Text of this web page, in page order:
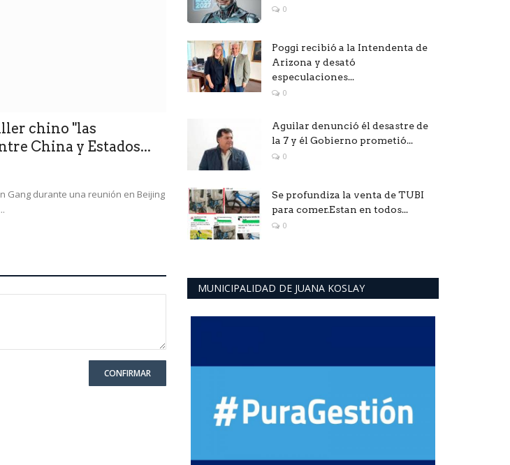
chino "las
China y Estados...
Gang durante una reunión en Beijing
CONFIRMAR
0
Poggi recibió a la Intendenta de
Arizona y desató
especulaciones...
0
Aguilar denunció él desastre de
la 7 y él Gobierno prometió...
0
Se profundiza la venta de TUBI
para comer.Estan en todos...
0
MUNICIPALIDAD DE JUANA KOSLAY